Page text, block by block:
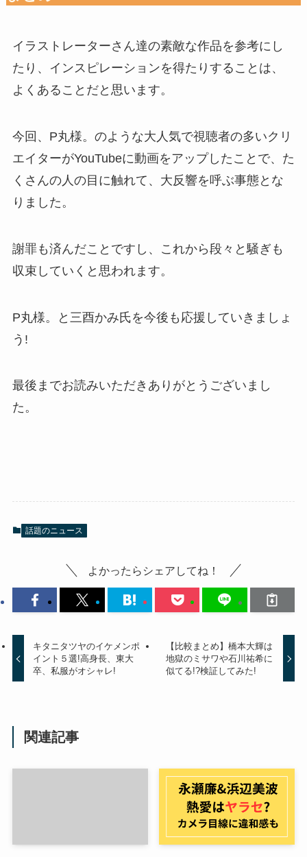
イラストレーターさん達の素敵な作品を参考にし
たり、インスピレーションを得たりすることは、
よくあることだと思います。
今回、P丸様。のような大人気で視聴者の多いクリ
エイターがYouTubeに動画をアップしたことで、た
くさんの人の目に触れて、大反響を呼ぶ事態とな
りました。
謝罪も済んだことですし、これから段々と騒ぎも
収束していくと思われます。
P丸様。と三酉かみ氏を今後も応援していきましょ
う!
最後までお読みいただきありがとうございまし
た。
話題のニュース
よかったらシェアしてね！
キタニタツヤのイケメンポ
イント５選!高身長、東大
卒、私服がオシャレ!
【比較まとめ】橋本大輝は
地獄のミサワや石川祐希に
似てる!?検証してみた!
関連記事